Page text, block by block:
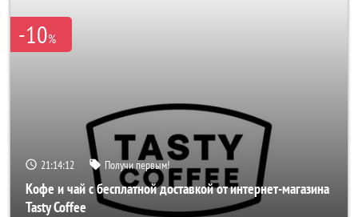
-10%
21:14:11 Получи первым!
Кофе и чай с бесплатной доставкой от интернет-магазина
Tasty Coffee